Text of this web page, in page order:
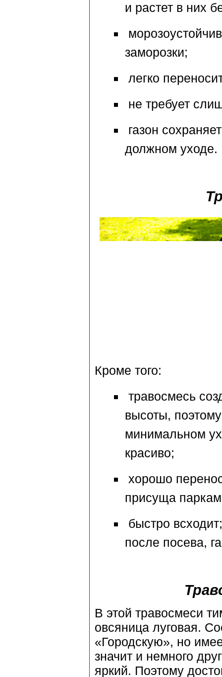
и растет в них
заморозки;
легко
не требует
газон
должном уходе.
Кроме того:
травосмесь
высоты,
минимальном
красиво;
хорошо
присуща
быстро
после посева,
В этой травосмеси
овсяница луговая.
«Городскую», но
значит и немного
яркий. Поэтому